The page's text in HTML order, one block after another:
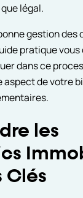
légal.
gestion des
pratique
dans ce
aspect de votre
les
Clés